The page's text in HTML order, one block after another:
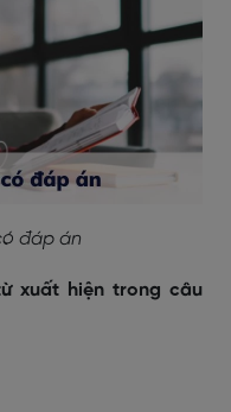
đáp án
xuất hiện trong câu